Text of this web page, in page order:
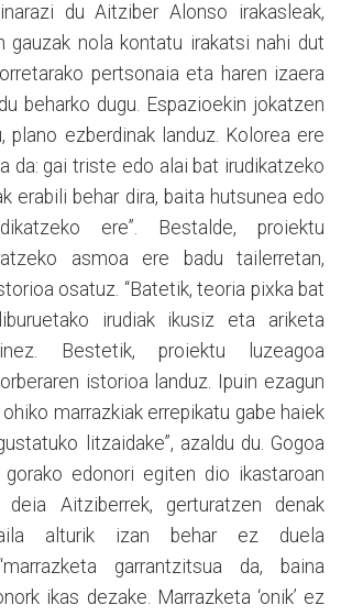
du Aitziber Alonso irakasleak,
gauzak nola kontatu irakatsi nahi dut
pertsonaia eta haren izaera
beharko dugu. Espazioekin jokatzen
plano ezberdinak landuz. Kolorea ere
da: gai triste edo alai bat irudikatzeko
erabili behar dira, baita hutsunea edo
ere”. Bestalde, proiektu
asmoa ere badu tailerretan,
osatuz. “Batetik, teoria pixka bat
irudiak ikusiz eta ariketa
Bestetik, proiektu luzeagoa
istorioa landuz. Ipuin ezagun
marrazkiak errepikatu gabe haiek
litzaidake”, azaldu du. Gogoa
edonori egiten dio ikastaroan
Aitziberrek, gerturatzen denak
alturik izan behar ez duela
garrantzitsua da, baina
ikas dezake. Marrazketa ‘onik’ ez